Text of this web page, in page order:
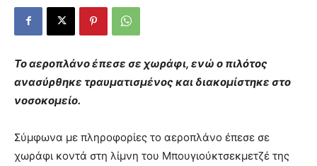
Το αεροπλάνο έπεσε σε χωράφι, ενώ ο πιλότος
ανασύρθηκε τραυματισμένος και διακομίστηκε στο
νοσοκομείο.
Σύμφωνα με πληροφορίες το αεροπλάνο έπεσε σε
χωράφι κοντά στη λίμνη του Μπουγιούκτσεκμετζέ της